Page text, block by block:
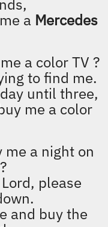
me aMercedes
, I must
no help
buy me a